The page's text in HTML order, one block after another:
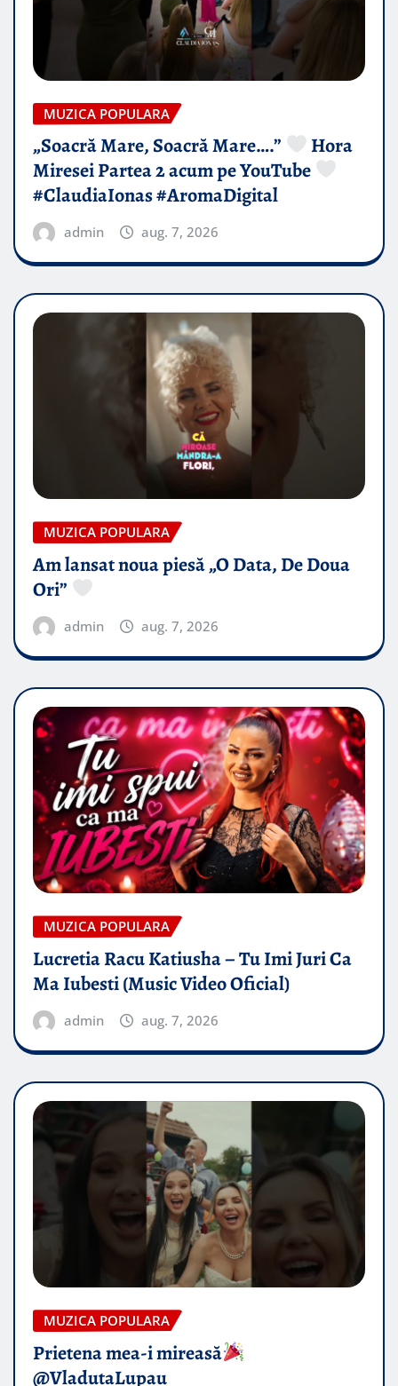
MUZICA POPULARA
„Soacră Mare, Soacră Mare….”
Hora
Miresei Partea 2 acum pe YouTube
#ClaudiaIonas #AromaDigital
admin aug. 7, 2026
MUZICA POPULARA
Am lansat noua piesă „O Data, De Doua
Ori”
admin aug. 7, 2026
MUZICA POPULARA
Lucretia Racu Katiusha – Tu Imi Juri Ca
Ma Iubesti (Music Video Oficial)
admin aug. 7, 2026
MUZICA POPULARA
Prietena mea-i mireasă​
@VladutaLupau